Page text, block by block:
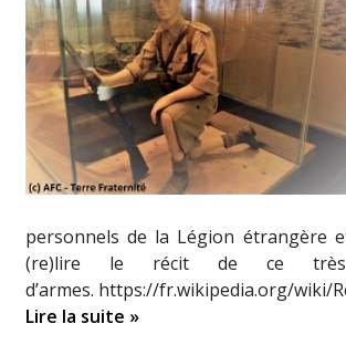
personnels de la Légion étrangère
(re)lire le récit de ce
d’armes. https://fr.wikipedia.org/wiki/
Lire la suite »